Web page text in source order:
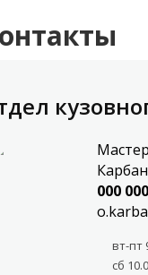
000
вт-пт
сб